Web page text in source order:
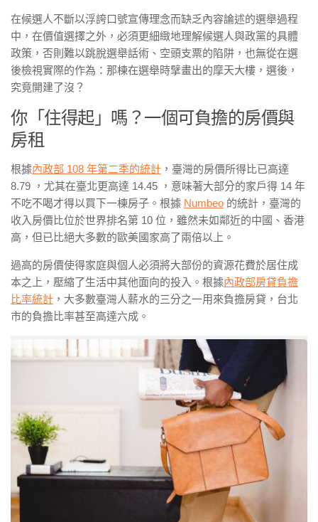
在候選人不斷以浮誇口號宣傳理念而缺乏內容論述的選舉過程
中，在價值選擇之外，必須更細緻地理解候選人與政黨的具體
政策，否則難以跳脫選舉話術、空頭支票的陷阱，也無從在選
後檢視實際的作為：那棟在選舉時擘畫出的摩天大樓，選後，
究竟開建了沒？
你「住得起」嗎？一個可負擔的房價與
房租
根據內政部 108 年第二季的統計 ，臺灣的房價所得比已高達
8.79 ，尤其在臺北更高達 14.45 ，意味著大部分的家戶得 14 年
不吃不喝才得以買下一棟房子。根據 Numbeo 的統計，臺灣的
收入房價比位於世界排名第 10 位，雖然未如鄰近的中國、香港
高，但已比絕大多數的歐美國家高了兩倍以上。
過高的房價使得家庭與個人必須將大部份的資源花費於居住成
本之上，壓縮了生活中其他面向的投入。根據內政部房貸負擔
比率統計 ，大多數臺灣人薪水的三分之一用來負擔房貸，台北
市的負擔比率甚至高達六成。